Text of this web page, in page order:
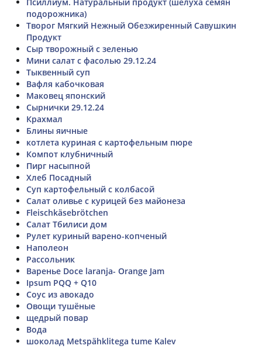
подорожника)
Творог Мягкий Нежный Обезжиренный Савушкин
Продукт
Сыр творожный с зеленью
Мини салат с фасолью 29.12.24
Тыквенный суп
Вафля кабочковая
Маковец японский
Сырнички 29.12.24
Крахмал
Блины яичные
котлета куриная с картофельным пюре
Компот клубничный
Пирг насыпной
Хлеб Посадный
Суп картофельный с колбасой
Салат оливье с курицей без майонеза
Fleischkäsebrötchen
Салат Тбилиси дом
Рулет куриный варено-копченый
Наполеон
Рассольник
Варенье Doce laranja- Orange Jam
Ipsum PQQ + Q10
Соус из авокадо
Овощи тушёные
щедрый повар
Вода
шоколад Metspähklitega tume Kalev